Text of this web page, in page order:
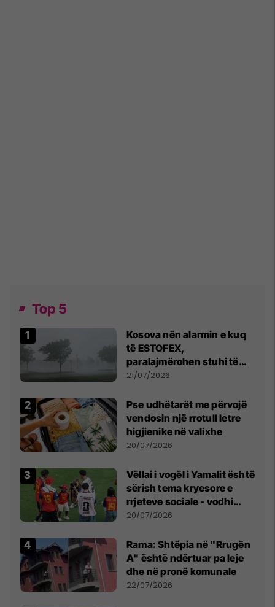
Top 5
Kosova nën alarmin e kuq
të ESTOFEX,
paralajmërohen stuhi të
fuqishme me breshër dhe
21/07/2026
Pse udhëtarët me përvojë
vendosin një rrotull letre
higjienike në valixhe
20/07/2026
Vëllai i vogël i Yamalit është
sërish tema kryesore e
rrjeteve sociale - vodhi
vëmendjen pas finales së
20/07/2026
Rama: Shtëpia në "Rrugën
A" është ndërtuar pa leje
dhe në pronë komunale
22/07/2026